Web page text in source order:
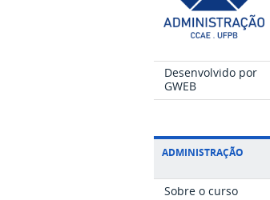
Desenvolvido por
GWEB
ADMINISTRAÇÃO
Sobre o curso